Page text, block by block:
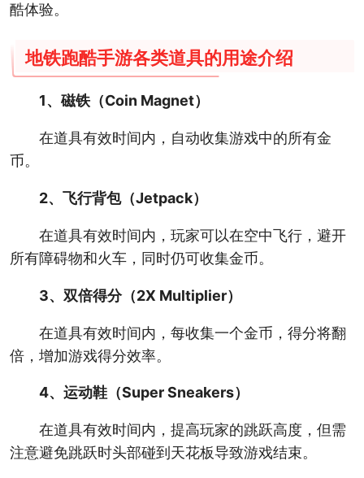
酷体验。
地铁跑酷手游各类道具的用途介绍
1、磁铁（Coin Magnet）
在道具有效时间内，自动收集游戏中的所有金
币。
2、飞行背包（Jetpack）
在道具有效时间内，玩家可以在空中飞行，避开
所有障碍物和火车，同时仍可收集金币。
3、双倍得分（2X Multiplier）
在道具有效时间内，每收集一个金币，得分将翻
倍，增加游戏得分效率。
4、运动鞋（Super Sneakers）
在道具有效时间内，提高玩家的跳跃高度，但需
注意避免跳跃时头部碰到天花板导致游戏结束。